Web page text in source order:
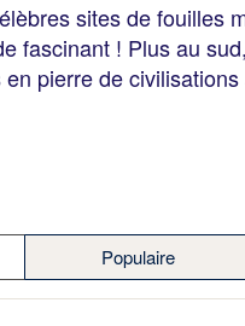
sites de fouilles
fascinant ! Plus au
pierre de
Populaire